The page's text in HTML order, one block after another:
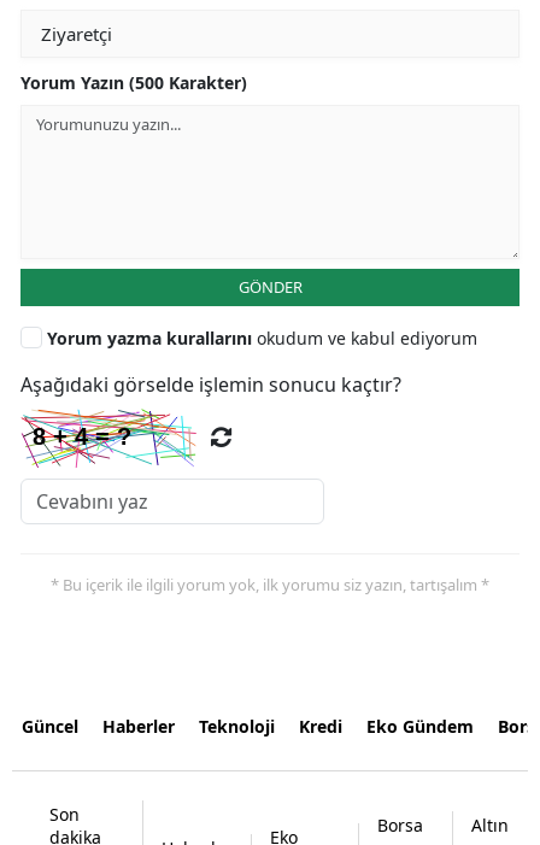
Yorum Yazın (500 Karakter)
GÖNDER
Yorum yazma kurallarını okudum ve kabul ediyorum
Aşağıdaki görselde işlemin sonucu kaçtır?
* Bu içerik ile ilgili yorum yok, ilk yorumu siz yazın, tartışalım *
Güncel Haberler Teknoloji Kredi Eko Gündem
Son
dakika
Eko
Borsa
Altın